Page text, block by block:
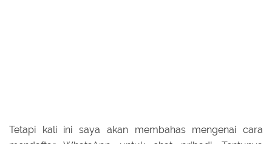
Tetapi kali ini saya akan membahas mengenai cara